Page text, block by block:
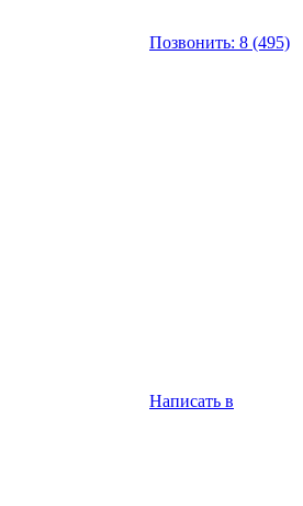
Позвонить: 8 (495)
Написать в